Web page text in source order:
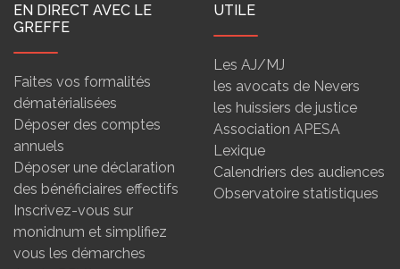
EN DIRECT AVEC LE
GREFFE
Faites vos formalités
dématérialisées
Déposer des comptes
annuels
Déposer une déclaration
des bénéficiaires effectifs
Inscrivez-vous sur
monidnum et simplifiez
vous les démarches
UTILE
Les AJ/MJ
les avocats de Nevers
les huissiers de justice
Association APESA
Lexique
Calendriers des audiences
Observatoire statistiques